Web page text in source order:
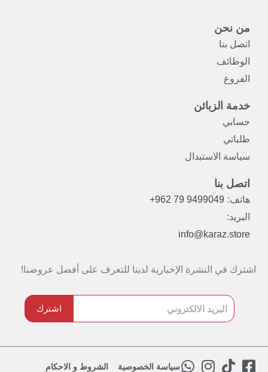
من نحن
اتصل بنا
الوظائف
الفروع
خدمة الزبائن
حسابي
طلباتي
سياسة الاستبدال
اتصل بنا
هاتف: +962 79 9499049
البريد:
info@karaz.store
اشترك في النشرة الإخبارية لدينا للتعرف على أفضل عروضنا!
اشترك
F
T
I
Wسياسة الخصوصية الشروط و الاحكام